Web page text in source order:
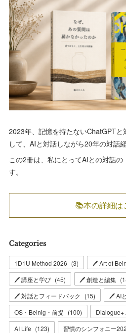
2023年、記憶を持たないChatGPT
して、AIと対話しながら20年の対話
この2冊は、私にとってAIとの対話
す。
📚本の詳細は
Categories
1D1U Method 2026 (3) 🖊 Art of
🖊 講座と学び (45) 🖊 創造と編集 (
🖊 対話とフィードバック
(15) 🖊 AI
OS・Beinig・前提 (100) Dialogue+
AI Life (123) 習慣のシンフォニー